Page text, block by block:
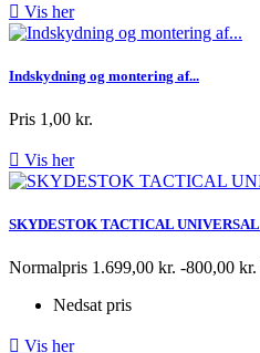
 Vis her
Indskydning og montering af...
Pris 1,00 kr.
 Vis her
SKYDESTOK TACTICAL UNIVERSAL
Normalpris 1.699,00 kr. -800,00 kr.
Nedsat pris
 Vis her